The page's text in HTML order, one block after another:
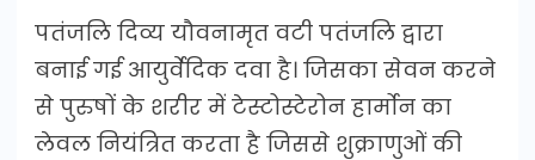
पतंजलि दिव्य यौवनामृत वटी पतंजलि द्वारा
बनाई गई आयुर्वेदिक दवा है। जिसका सेवन करने
से पुरुषों के शरीर में टेस्टोस्टेरोन हार्मोन का
लेवल नियंत्रित करता है जिससे शुक्राणुओं की